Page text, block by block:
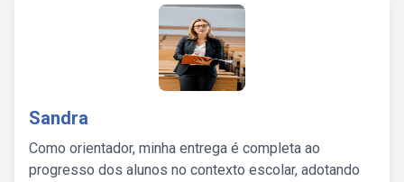
Sandra
Como orientador, minha entrega é completa ao
progresso dos alunos no contexto escolar, adotando